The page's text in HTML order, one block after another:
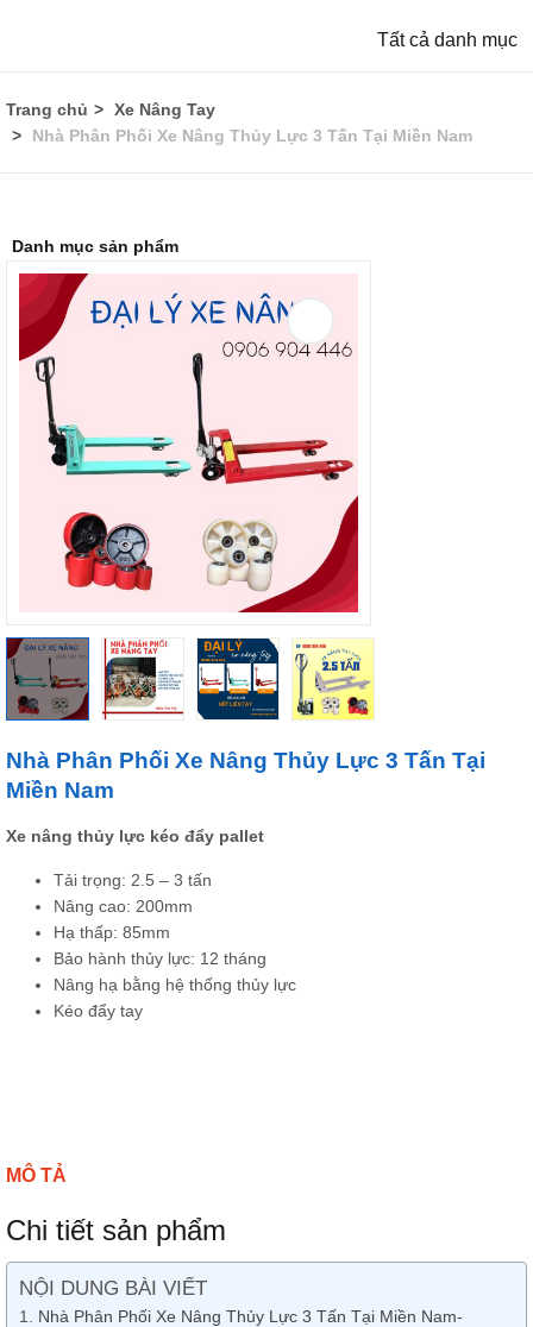
Tất cả danh mục
Trang chủ
Xe Nâng Tay
Nhà Phân Phối Xe Nâng Thủy Lực 3 Tấn Tại Miền Nam
Danh mục sản phẩm
Nhà Phân Phối Xe Nâng Thủy Lực 3 Tấn Tại
Miền Nam
Xe nâng thủy lực kéo đẩy pallet
Tải trọng: 2.5 – 3 tấn
Nâng cao: 200mm
Hạ thấp: 85mm
Bảo hành thủy lực: 12 tháng
Nâng hạ bằng hệ thống thủy lực
Kéo đẩy tay
MÔ TẢ
Chi tiết sản phẩm
NỘI DUNG BÀI VIẾT
Nhà Phân Phối Xe Nâng Thủy Lực 3 Tấn Tại Miền Nam-